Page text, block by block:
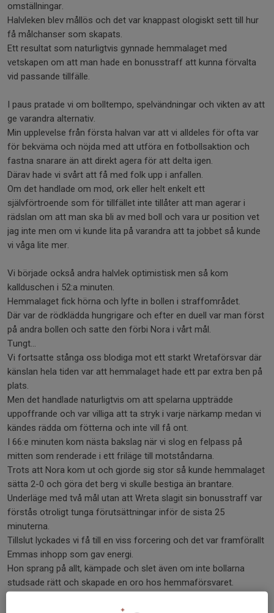
omställningar.
Halvleken blev mållös och det var knappast ologiskt sett till hur
få målchanser som skapats.
Ett resultat som naturligtvis gynnade hemmalaget med
vetskapen om att man hade en bonusstraff att kunna förvalta
vid passande tillfälle.
I paus pratade vi om bolltempo, spelvändningar och vikten av att
ge varandra alternativ.
Min upplevelse från första halvan var att vi alldeles för ofta var
för bekväma och nöjda med att utföra en fotbollsaktion och
fastna snarare än att direkt agera för att delta igen.
Därav hade vi svårt att få med folk upp i anfallen.
Om det handlade om mod, ork eller helt enkelt ett
självförtroende som för tillfället inte tillåter att man agerar i
rädslan om att man ska bli av med boll och vara ur position vet
jag inte men om vi kunde lita på varandra att ta jobbet så kunde
vi våga lite mer.
Vi började också andra halvlek optimistisk men så kom
kallduschen i 52:a minuten.
Hemmalaget fick hörna och lyfte in bollen i straffområdet.
Där var de rödklädda hungrigare och efter en duell var man först
på andra bollen och satte den förbi Nora i vårt mål.
Tungt…
Vi fortsatte stånga oss blodiga mot ett starkt Wretaförsvar där
känslan hela tiden var att hemmalaget hade ett par extra ben på
plats.
Men det handlade naturligtvis om att spelarna uppträdde
uppoffrande och var villiga att ta stryk i varje närkamp medan vi
kändes rädda om fötterna och inte vill få ont.
I 66:e minuten kom nästa bakslag när vi slog en felpass på
mitten som renderade i ett friläge till motståndarna.
Trots att Nora kom ut och gjorde sig stor så kunde hemmalaget
sätta 2-0 och göra det berg vi skulle bestiga än brantare.
Underläge med två mål utan att Wreta slagit sin bonusstraff var
förstås otroligt tunga förutsättningar inför de sista 25
minuterna.
Tillslut lyckades vi få till en viss forcering och det var framförallt
Emmas inhopp som gav energi.
Hon sprang på allt, kämpade och slet även om inte bollarna
studsade rätt och skapade en oro hos hemmaförsvaret.
förvaltade Stinas passning på bästa sätt.